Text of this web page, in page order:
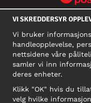
VI SKREDDERSYR
Vi bruker
handleopplevelse,
nettsidene våre
samler vi inn
deres enheter.
Klikk "OK" hvis du
velg hvilke